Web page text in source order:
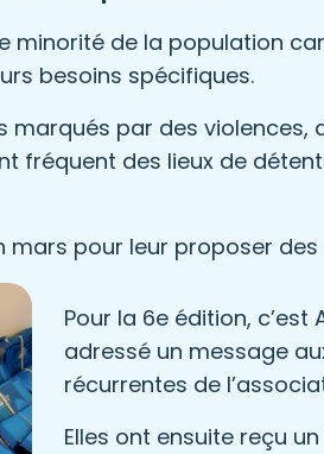
minorité de la population
besoins spécifiques.
par des
fréquent des lieux de
mars pour leur proposer
Pour la 6e édition,
adressé un message
récurrentes de
Elles ont ensuite reçu